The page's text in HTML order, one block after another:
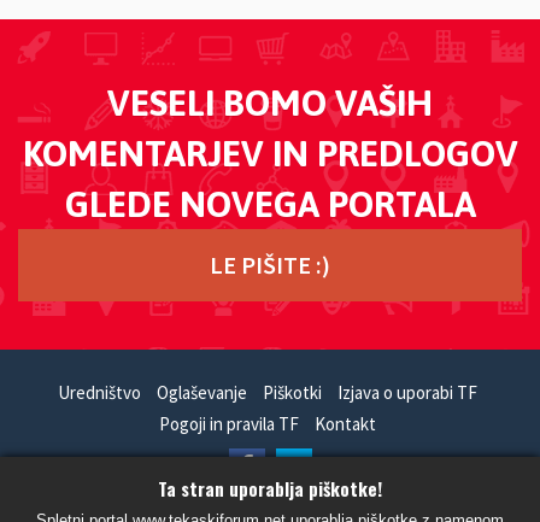
VESELI BOMO VAŠIH
KOMENTARJEV IN PREDLOGOV
GLEDE NOVEGA PORTALA
LE PIŠITE :)
Uredništvo Oglaševanje Piškotki
Izjava o uporabi TF
Pogoji in pravila TF
Kontakt
HandCrafted With - Powered By
Ta stran uporablja piškotke!